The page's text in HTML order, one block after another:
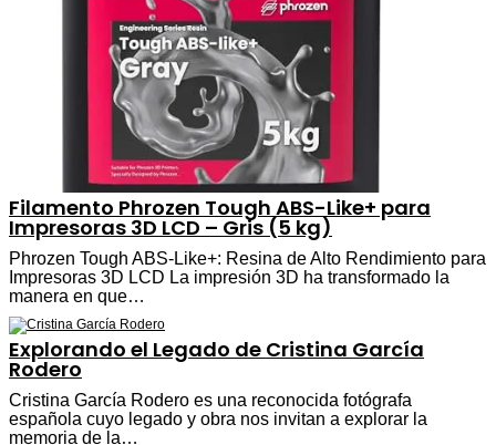
Filamento Phrozen Tough ABS-Like+ para
Impresoras 3D LCD – Gris (5 kg)
Phrozen Tough ABS-Like+: Resina de Alto Rendimiento para
Impresoras 3D LCD La impresión 3D ha transformado la
manera en que…
Explorando el Legado de Cristina García
Rodero
Cristina García Rodero es una reconocida fotógrafa
española cuyo legado y obra nos invitan a explorar la
memoria de la…